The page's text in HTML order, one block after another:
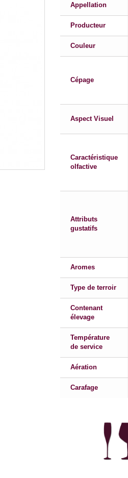
Appellation
Producteur
Couleur
Cépage
Aspect Visuel
Caractéristique
olfactive
Attributs
gustatifs
Aromes
Type de terroir
Contenant
élevage
Température
de service
Aération
Carafage